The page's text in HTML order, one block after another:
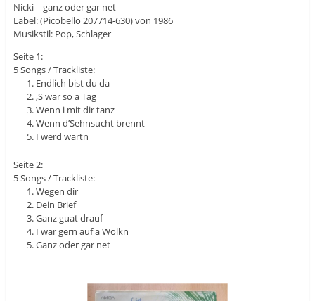
Nicki – ganz oder gar net
Label: (Picobello 207714-630) von 1986
Musikstil: Pop, Schlager
Seite 1:
5 Songs / Trackliste:
Endlich bist du da
‚S war so a Tag
Wenn i mit dir tanz
Wenn d’Sehnsucht brennt
I werd wartn
Seite 2:
5 Songs / Trackliste:
Wegen dir
Dein Brief
Ganz guat drauf
I wär gern auf a Wolkn
Ganz oder gar net